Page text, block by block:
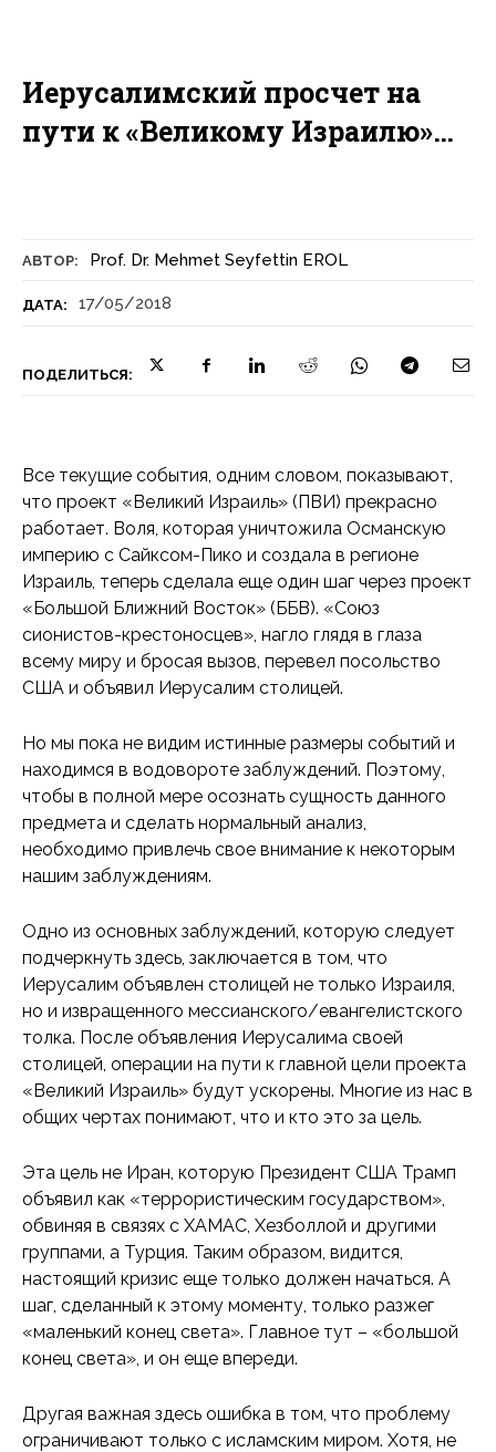
АВТОР: Prof. Dr. Mehmet Seyfettin EROL
ДАТА: 17/05/2018
ПОДЕЛИТЬСЯ:
Иерусалимский просчет на
пути к «Великому Израилю»…
Все текущие события, одним словом, показывают,
что проект «Великий Израиль» (ПВИ) прекрасно
работает. Воля, которая уничтожила Османскую
империю с Сайксом-Пико и создала в регионе
Израиль, теперь сделала еще один шаг через проект
«Большой Ближний Восток» (ББВ). «Союз
сионистов-крестоносцев», нагло глядя в глаза
всему миру и бросая вызов, перевел посольство
США и объявил Иерусалим столицей.
Но мы пока не видим истинные размеры событий и
находимся в водовороте заблуждений. Поэтому,
чтобы в полной мере осознать сущность данного
предмета и сделать нормальный анализ,
необходимо привлечь свое внимание к некоторым
нашим заблуждениям.
Одно из основных заблуждений, которую следует
подчеркнуть здесь, заключается в том, что
Иерусалим объявлен столицей не только Израиля,
но и извращенного мессианского/евангелистского
толка. После объявления Иерусалима своей
столицей, операции на пути к главной цели проекта
«Великий Израиль» будут ускорены. Многие из нас в
общих чертах понимают, что и кто это за цель.
Эта цель не Иран, которую Президент США Трамп
объявил как «террористическим государством»,
обвиняя в связях с ХАМАС, Хезболлой и другими
группами, а Турция. Таким образом, видится,
настоящий кризис еще только должен начаться. А
шаг, сделанный к этому моменту, только разжег
«маленький конец света». Главное тут – «большой
конец света», и он еще впереди.
Другая важная здесь ошибка в том, что проблему
ограничивают только с исламским миром. Хотя, не